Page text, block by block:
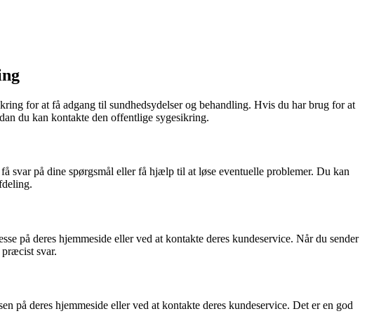
for at få adgang til sundhedsydelser og behandling. Hvis du har brug for at
du kan kontakte den offentlige sygesikring.
svar på dine spørgsmål eller få hjælp til at løse eventuelle problemer. Du kan
på deres hjemmeside eller ved at kontakte deres kundeservice. Når du sender
svar.
på deres hjemmeside eller ved at kontakte deres kundeservice. Det er en god